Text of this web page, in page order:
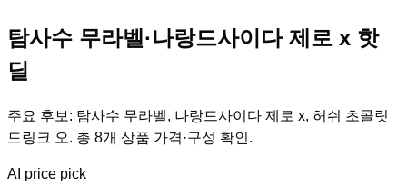
탐사수 무라벨·나랑드사이다 제로 x 핫
딜
주요 후보: 탐사수 무라벨, 나랑드사이다 제로 x, 허쉬 초콜릿
드링크 오. 총 8개 상품 가격·구성 확인.
AI price pick